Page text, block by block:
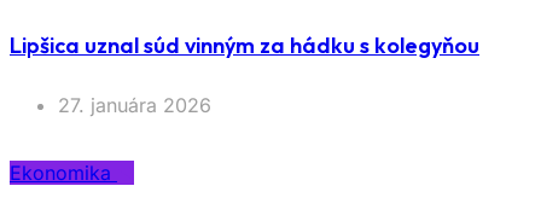
Lipšica uznal súd vinným za hádku s kolegyňou
27. januára 2026
Ekonomika